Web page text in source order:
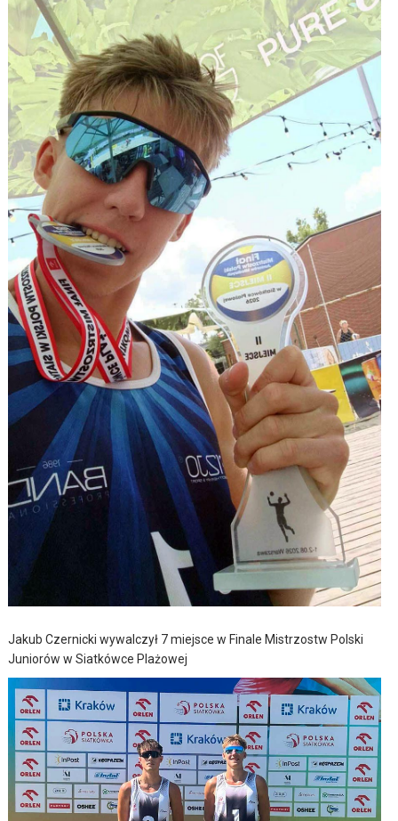
Jakub Czernicki wywalczył 7 miejsce w Finale Mistrzostw Polski
Juniorów w Siatkówce Plażowej